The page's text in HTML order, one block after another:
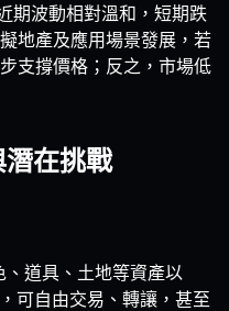
期波動相對溫和，短期跌
地產及應用場景發展，若
支撐價格；反之，市場低
在挑戰
、道具、土地等資產以
可自由交易、轉讓，甚至